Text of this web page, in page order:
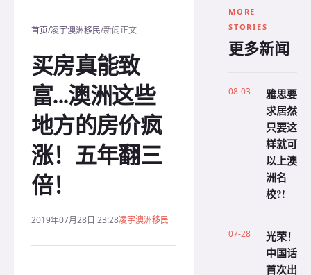
首页/凌宇澳洲移民/新闻正文
买房真能致
富...澳洲这些
地方的房价疯
涨！五年翻三
倍！
2019年07月28日 23:28凌宇澳洲移民
MORE
STORIES
更多新闻
08-03
雅思要
求居然
只要这
样就可
以上澳
洲名
校?!
07-28
光荣！
中国话
首次出